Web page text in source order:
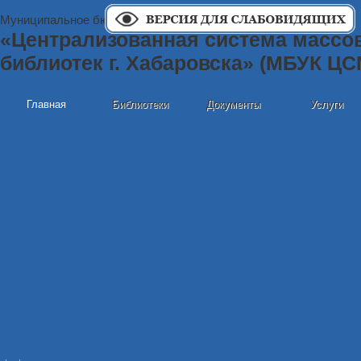
Муниципальное бюджетное учреждение культуры
«Централизованная система
библиотек г. Хабаровска» (МБУК
Главная Библиотеки Документы Услуги